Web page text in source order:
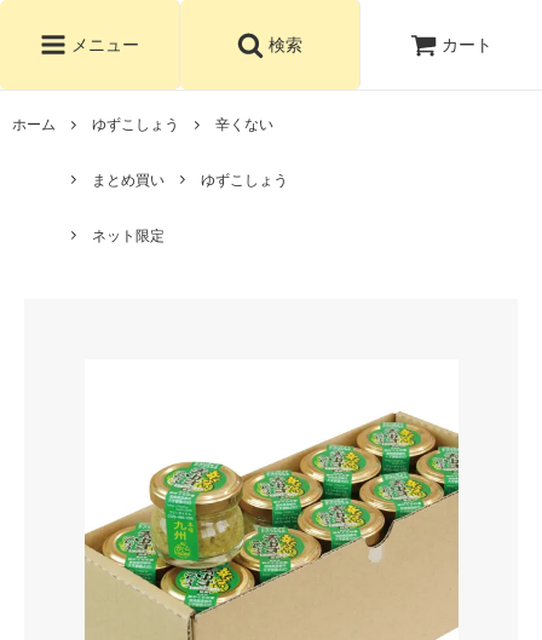
メニュー 検索 カート
ホーム ゆずこしょう 辛くない
まとめ買い ゆずこしょう
ネット限定